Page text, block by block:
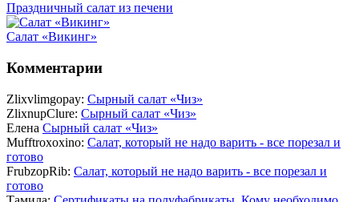
Праздничный салат из печени
Салат «Викинг»
Комментарии
Zlixvlimgopay: Сырный салат «Чиз»
ZlixnupClure: Сырный салат «Чиз»
Елена Сырный салат «Чиз»
Mufftroxoxino: Салат, который не надо варить - все порезал и
готово
FrubzopRib: Салат, который не надо варить - все порезал и
готово